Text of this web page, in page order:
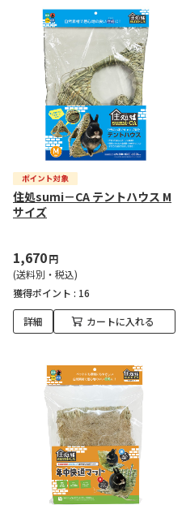
住処sumi－CA テントハウス M
サイズ
1,670円
(送料別・税込)
獲得ポイント : 16
詳細 カートに入れる